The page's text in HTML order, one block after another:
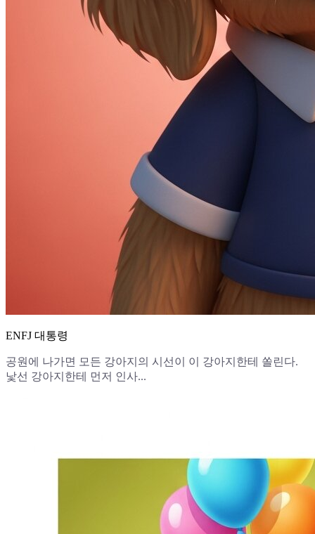
ENFJ 대통령
공원에 나가면 모든 강아지의 시선이 이 강아지한테 쏠린다.
낯선 강아지한테 먼저 인사...